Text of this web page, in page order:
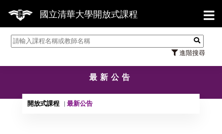
國立清華大學開放式課程
進階搜尋
【
最新公告
開放式課程 最新公告